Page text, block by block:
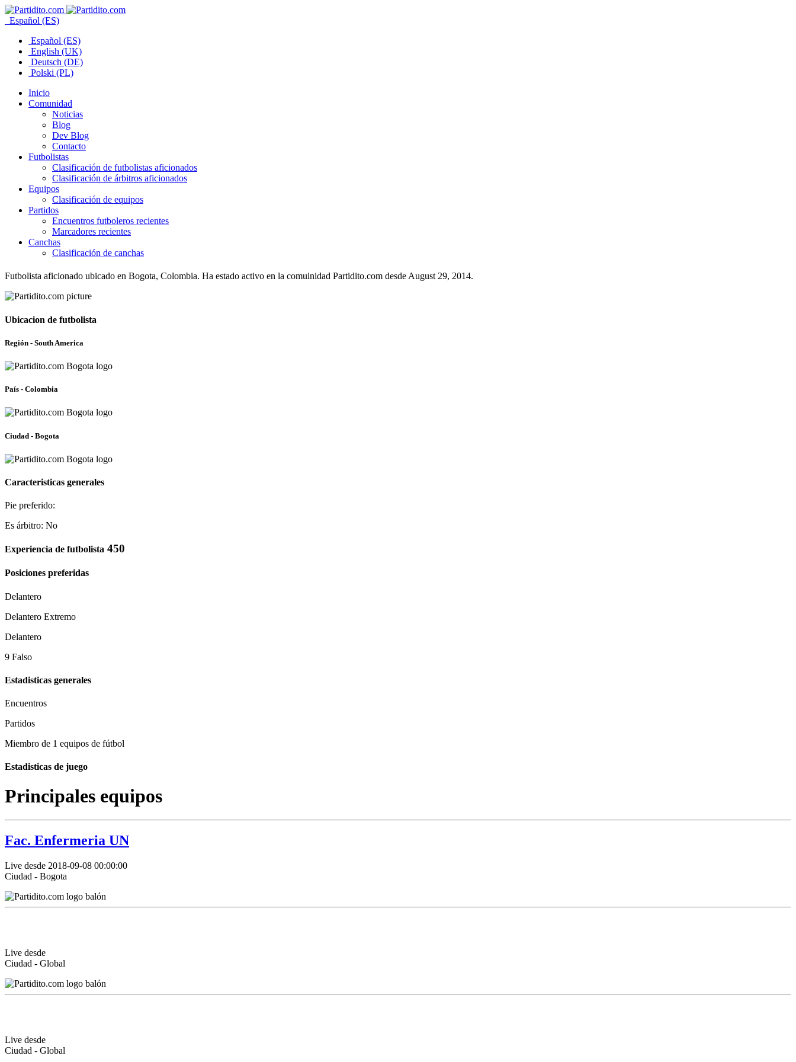
Español (ES)
Español (ES)
English (UK)
Deutsch (DE)
Polski (PL)
Inicio
Comunidad
Noticias
Blog
Dev Blog
Contacto
Futbolistas
Clasificación de futbolistas aficionados
Clasificación de árbitros aficionados
Equipos
Clasificación de equipos
Partidos
Encuentros futboleros recientes
Marcadores recientes
Canchas
Clasificación de canchas
Futbolista aficionado ubicado en Bogota, Colombia. Ha estado activo en la comuinidad Partidito.com desde August 29, 2014.
Ubicacion de futbolista
Región - South America
País - Colombia
Ciudad - Bogota
Caracteristicas generales
Pie preferido:
Es árbitro: No
Experiencia de futbolista 450
Posiciones preferidas
Delantero
Delantero Extremo
Delantero
9 Falso
Estadisticas generales
Encuentros
Partidos
Miembro de 1 equipos de fútbol
Estadisticas de juego
Principales equipos
Fac. Enfermeria UN
Live desde 2018-09-08 00:00:00
Ciudad - Bogota
Live desde
Ciudad - Global
Live desde
Ciudad - Global